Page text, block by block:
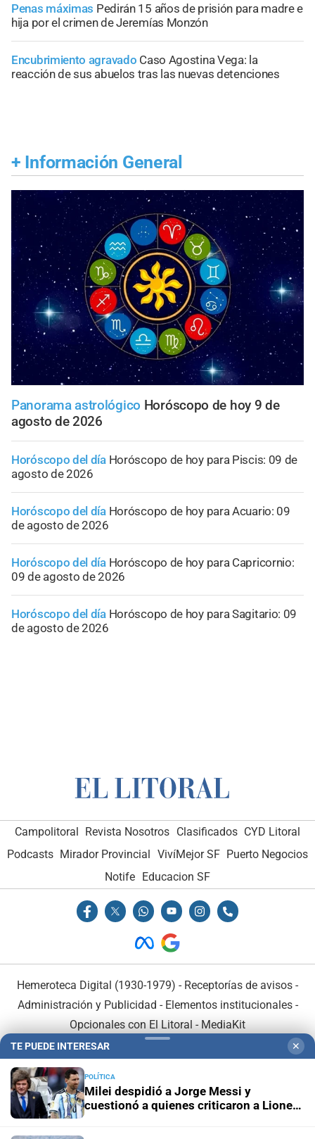
Penas máximas Pedirán 15 años de prisión para madre e
hija por el crimen de Jeremías Monzón
Encubrimiento agravado Caso Agostina Vega: la
reacción de sus abuelos tras las nuevas detenciones
+ Información General
Panorama astrológico Horóscopo de hoy 9 de
agosto de 2026
Horóscopo del día Horóscopo de hoy para Piscis: 09 de
agosto de 2026
Horóscopo del día Horóscopo de hoy para Acuario: 09
de agosto de 2026
Horóscopo del día Horóscopo de hoy para Capricornio:
09 de agosto de 2026
Horóscopo del día Horóscopo de hoy para Sagitario: 09
de agosto de 2026
Campolitoral Revista Nosotros Clasificados CYD Litoral
Podcasts Mirador Provincial VivíMejor SF Puerto Negocios
Notife
Educacion SF
Hemeroteca Digital (1930-1979) - Receptorías de avisos -
Administración y Publicidad - Elementos institucionales-
Opcionales con El Litoral - MediaKit
TE PUEDE INTERESAR ✕
POLÍTICA
Milei despidió a Jorge Messi y
cuestionó a quienes criticaron a Lionel